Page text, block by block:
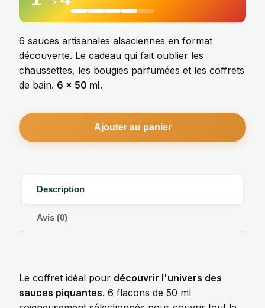
6 sauces artisanales alsaciennes en format
découverte. Le cadeau qui fait oublier les
chaussettes, les bougies parfumées et les coffrets
de bain. 6 × 50 ml.
Ajouter au panier
Description
Avis (0)
Le coffret idéal pour découvrir l'univers des
sauces piquantes. 6 flacons de 50 ml